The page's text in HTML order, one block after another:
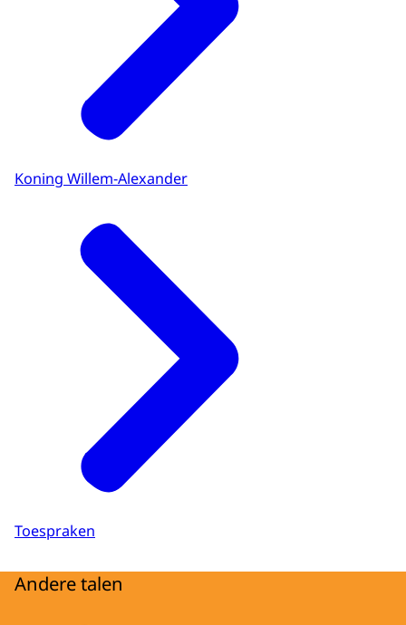
Koning Willem-Alexander
Toespraken
Andere talen